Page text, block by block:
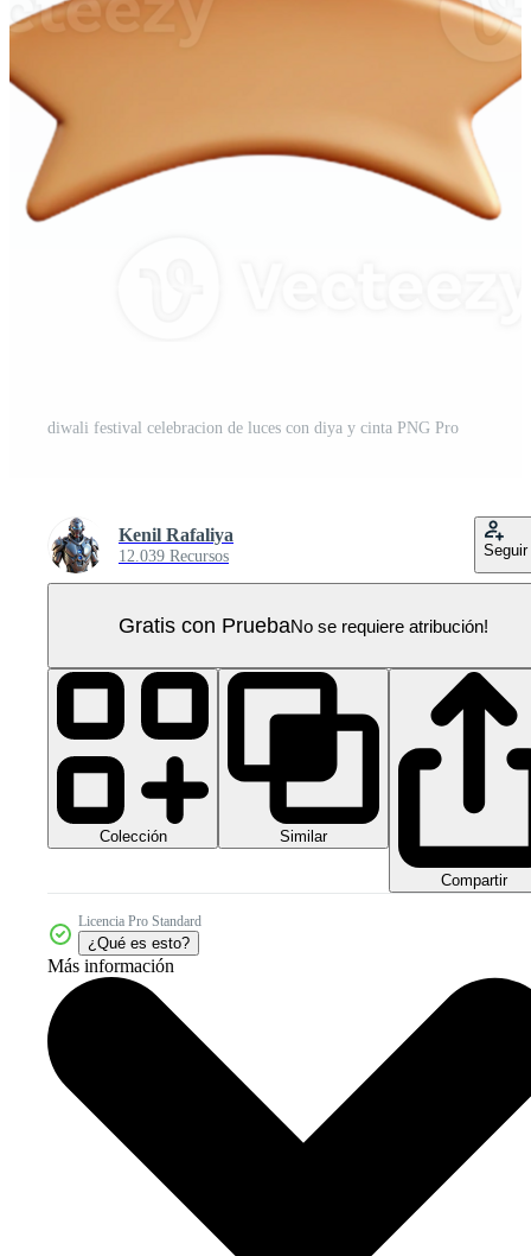
diwali festival celebracion de luces con diya y cinta PNG Pro
Kenil Rafaliya
12.039 Recursos Seguir
Gratis con PruebaNo se requiere atribución!
Colección Similar
Compartir
Licencia Pro Standard
¿Qué es esto?
Más información